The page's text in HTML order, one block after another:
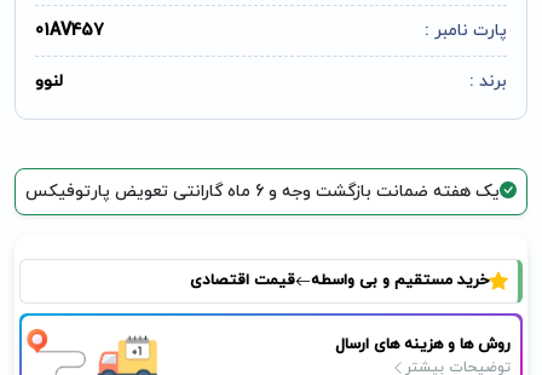
پارت نامبر : 01AV457
برند : لنوو
یک هفته ضمانت بازگشت وجه و 6 ماه گارانتی تعویض پارتوفیکس
خرید مستقیم و بی واسطه قیمت اقتصادی
روش ها و هزینه های ارسال
توضیحات بیشتر